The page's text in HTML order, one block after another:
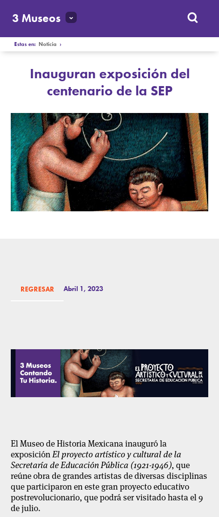
3 Museos
Estas en:Noticia ›
Inauguran exposición del
centenario de la SEP
REGRESAR Abril 1, 2023
El Museo de Historia Mexicana inauguró la
exposiciónEl proyecto artístico y cultural de la
Secretaría de Educación Pública (1921-1946), que
reúne obra de grandes artistas de diversas disciplinas
que participaron en este gran proyecto educativo
postrevolucionario, que podrá ser visitado hasta el 9
de julio.